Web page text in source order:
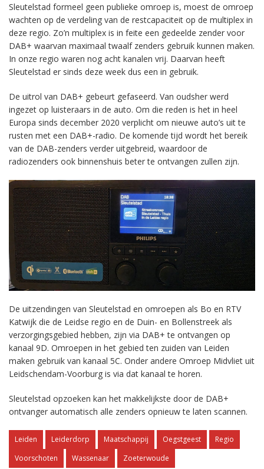
Sleutelstad formeel geen publieke omroep is, moest de omroep
wachten op de verdeling van de restcapaciteit op de multiplex in
deze regio. Zo’n multiplex is in feite een gedeelde zender voor
DAB+ waarvan maximaal twaalf zenders gebruik kunnen maken.
In onze regio waren nog acht kanalen vrij. Daarvan heeft
Sleutelstad er sinds deze week dus een in gebruik.
De uitrol van DAB+ gebeurt gefaseerd. Van oudsher werd
ingezet op luisteraars in de auto. Om die reden is het in heel
Europa sinds december 2020 verplicht om nieuwe auto’s uit te
rusten met een DAB+-radio. De komende tijd wordt het bereik
van de DAB-zenders verder uitgebreid, waardoor de
radiozenders ook binnenshuis beter te ontvangen zullen zijn.
De uitzendingen van Sleutelstad en omroepen als Bo en RTV
Katwijk die de Leidse regio en de Duin- en Bollenstreek als
verzorgingsgebied hebben, zijn via DAB+ te ontvangen op
kanaal 9D. Omroepen in het gebied ten zuiden van Leiden
maken gebruik van kanaal 5C. Onder andere Omroep Midvliet uit
Leidschendam-Voorburg is via dat kanaal te horen.
Sleutelstad opzoeken kan het makkelijkste door de DAB+
ontvanger automatisch alle zenders opnieuw te laten scannen.
Leiden Leiderdorp Maatschappij Oegstgeest
Regio
Voorschoten
Wassenaar Zoeterwoude